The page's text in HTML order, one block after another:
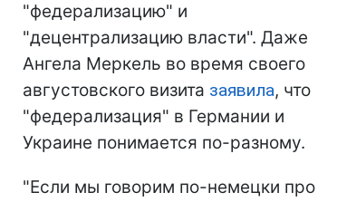
"федерализацию" и
"децентрализацию власти". Даже
Ангела Меркель во время своего
августовского визита заявила, что
"федерализация" в Германии и
Украине понимается по-разному.
"Если мы говорим по-немецки про